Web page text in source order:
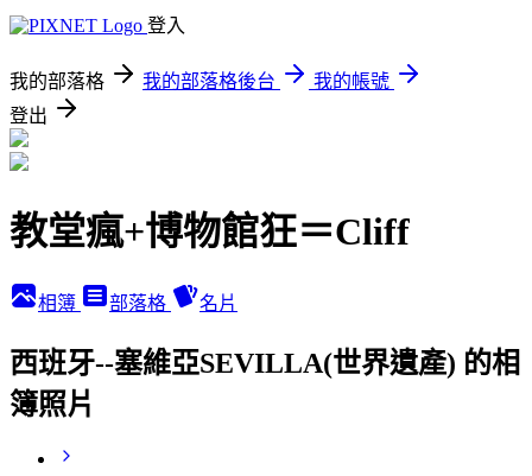
登入
我的部落格 我的部落格後台
我的帳號
登出
教堂瘋+博物館狂＝Cliff
相簿 部落格 名片
西班牙--塞維亞SEVILLA(世界遺產) 的相
簿照片